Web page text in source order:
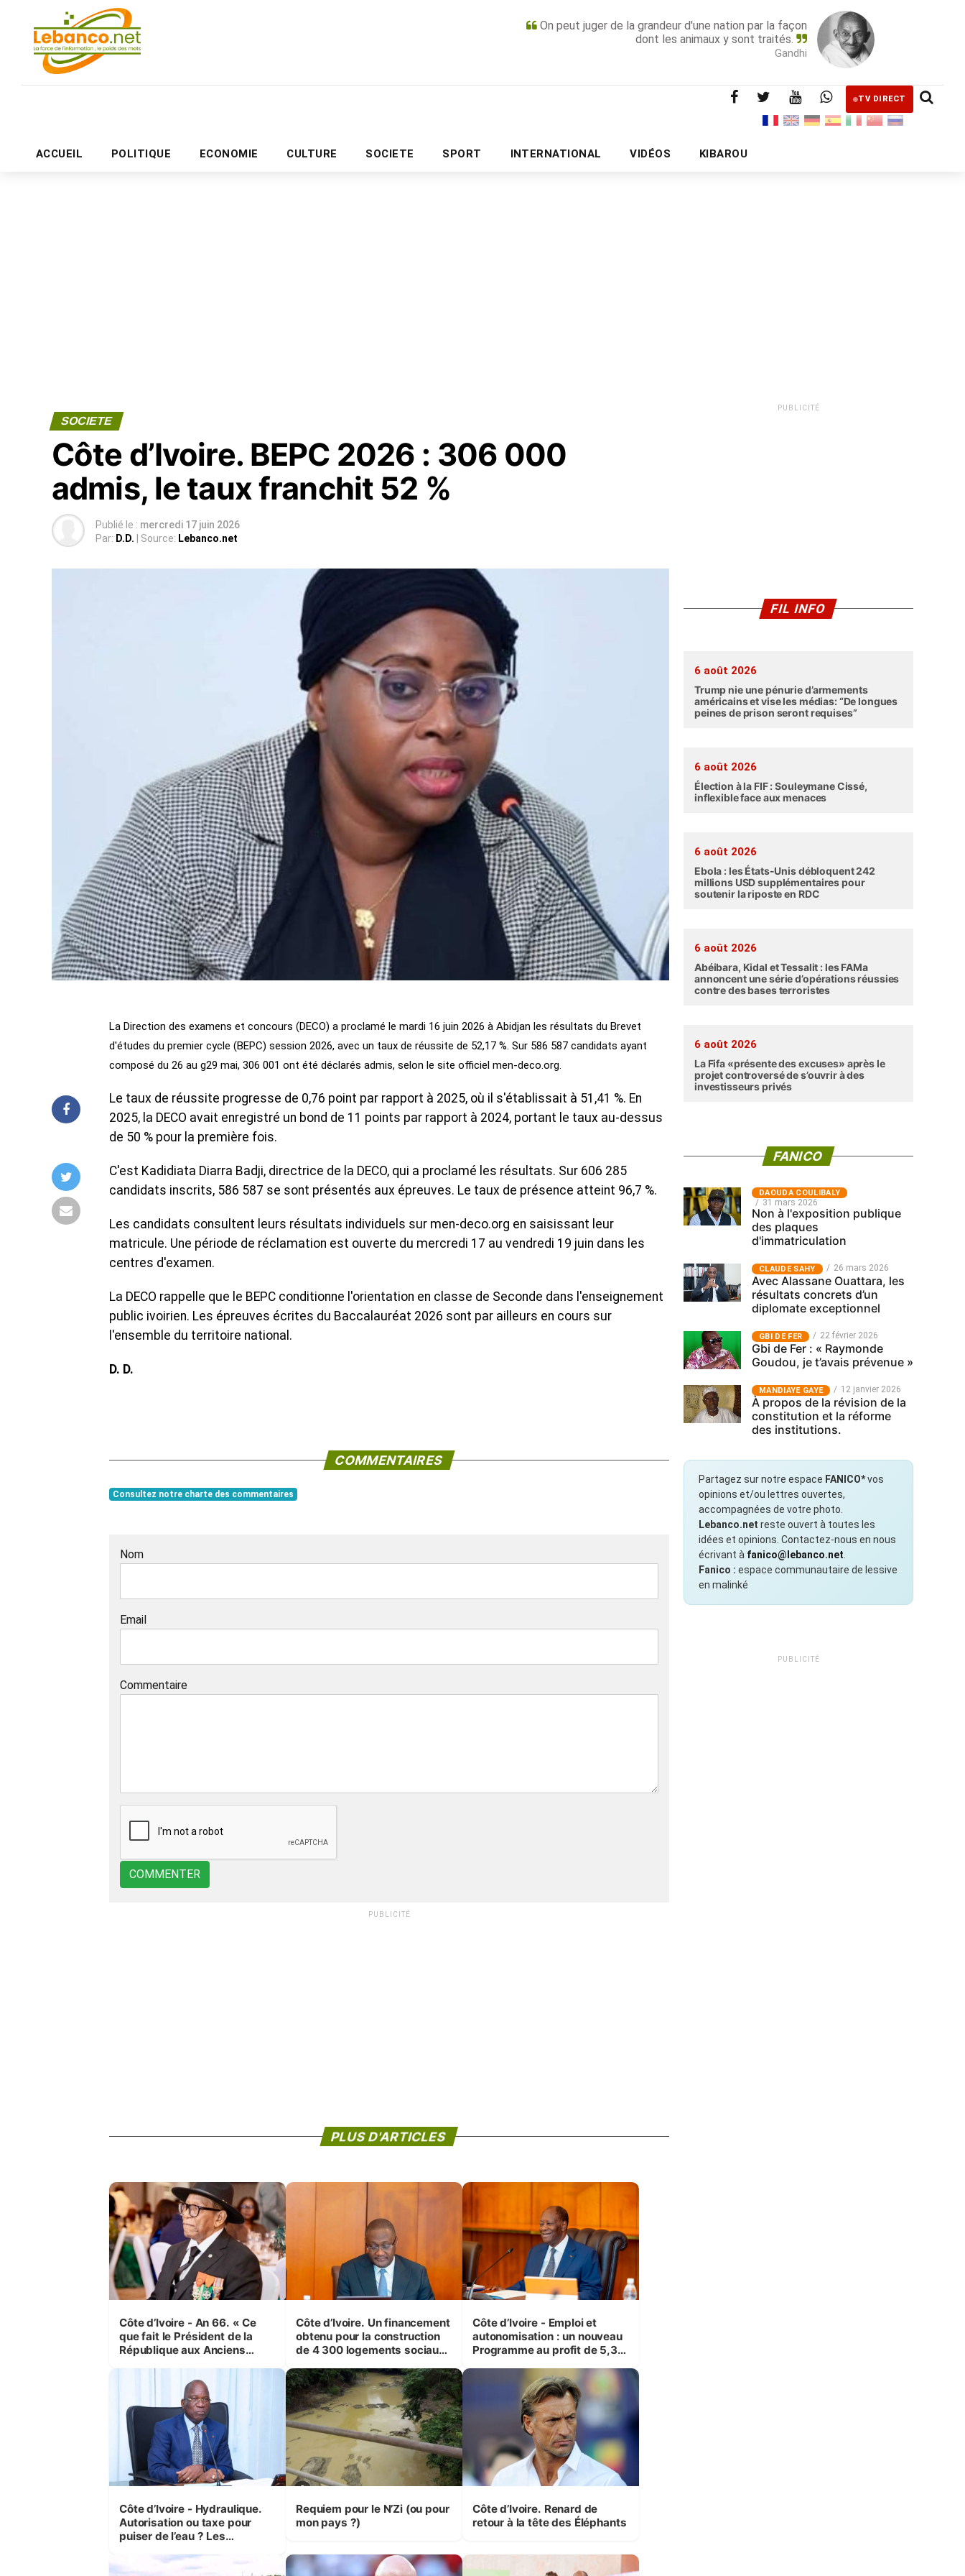
On peut juger de la grandeur d'une nation par la façon
dont les animaux y sont traités.
Gandhi
TV DIRECT
ACCUEIL POLITIQUE ECONOMIE CULTURE SOCIETE SPORT INTERNATIONAL VIDÉOS KIBAROU
PUBLICITÉ
SOCIETE
Côte d’Ivoire. BEPC 2026 : 306 000
admis, le taux franchit 52 %
Publié le : mercredi 17 juin 2026
Par: D.D. | Source: Lebanco.net
La Direction des examens et concours (DECO) a proclamé le mardi 16 juin 2026 à Abidjan les résultats du Brevet
d'études du premier cycle (BEPC) session 2026, avec un taux de réussite de 52,17 %. Sur 586 587 candidats ayant
composé du 26 au g29 mai, 306 001 ont été déclarés admis, selon le site officiel men-deco.org.
Le taux de réussite progresse de 0,76 point par rapport à 2025, où il s'établissait à 51,41 %. En
2025, la DECO avait enregistré un bond de 11 points par rapport à 2024, portant le taux au-dessus
de 50 % pour la première fois.
C'est Kadidiata Diarra Badji, directrice de la DECO, qui a proclamé les résultats. Sur 606 285
candidats inscrits, 586 587 se sont présentés aux épreuves. Le taux de présence atteint 96,7 %.
Les candidats consultent leurs résultats individuels sur men-deco.org en saisissant leur
matricule. Une période de réclamation est ouverte du mercredi 17 au vendredi 19 juin dans les
centres d'examen.
La DECO rappelle que le BEPC conditionne l'orientation en classe de Seconde dans l'enseignement
public ivoirien. Les épreuves écrites du Baccalauréat 2026 sont par ailleurs en cours sur
l'ensemble du territoire national.
D. D.
COMMENTAIRES
Consultez notre charte des commentaires
Nom
Email
Commentaire
COMMENTER
PUBLICITÉ
PLUS D'ARTICLES
Côte d’Ivoire - An 66. « Ce
que fait le Président de la
République aux Anciens
(Cne Yassoungo Koné ®)
Côte d’Ivoire. Un financement
obtenu pour la construction
de 4 300 logements sociaux
Bouaké et Yamoussoukro
Côte d’Ivoire - Emploi et
autonomisation : un nouveau
Programme au profit de 5,3
Côte d’Ivoire - Hydraulique.
Autorisation ou taxe pour
puiser de l’eau ? Les
Requiem pour le N’Zi (ou pour
mon pays ?)
Côte d’Ivoire. Renard de
retour à la tête des Éléphants
PUBLICITÉ
FIL INFO
6 août 2026
Trump nie une pénurie d’armements
américains et vise les médias: “De longues
peines de prison seront requises”
6 août 2026
Élection à la FIF : Souleymane Cissé,
inflexible face aux menaces
6 août 2026
Ebola : les États-Unis débloquent 242
millions USD supplémentaires pour
soutenir la riposte en RDC
6 août 2026
Abéibara, Kidal et Tessalit : les FAMa
annoncent une série d’opérations réussies
contre des bases terroristes
6 août 2026
La Fifa «présente des excuses» après le
projet controversé de s’ouvrir à des
investisseurs privés
FANICO
‎DAOUDA COULIBALY
31 mars 2026
Non à l'exposition publique
des plaques
d'immatriculation
CLAUDE SAHY 26 mars 2026
Avec Alassane Ouattara, les
résultats concrets d’un
diplomate exceptionnel
GBI DE FER 22 février 2026
Gbi de Fer : « Raymonde
Goudou, je t’avais prévenue »
MANDIAYE GAYE 12 janvier 2026
À propos de la révision de la
constitution et la réforme
des institutions.
Partagez sur notre espace FANICO*vos
opinions et/ou lettres ouvertes,
accompagnées de votre photo.
Lebanco.net reste ouvert à toutes les
idées et opinions. Contactez-nous en nous
écrivant à fanico@lebanco.net
Fanico : espace communautaire de lessive
en malinké
PUBLICITÉ